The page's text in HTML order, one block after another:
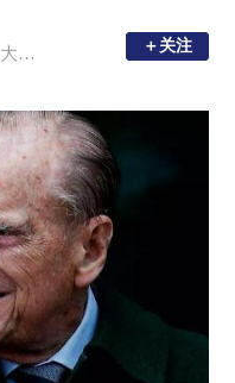
全球青年精品资讯平台：大事，新知，深度，有趣 ＋关注
＋关注